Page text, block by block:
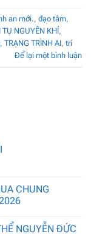
an mới., đạo tâm,
TỤ NGUYÊN KHÍ,
, TRẠNG TRÌNH AI, trí
Để lại một bình luận
CHUNG
NGUYỄN ĐỨC